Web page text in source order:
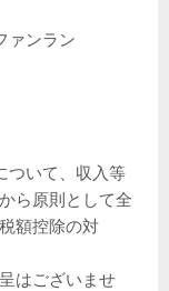
ァンラン
ついて、収入等
ら原則として全
額控除の対
はございませ